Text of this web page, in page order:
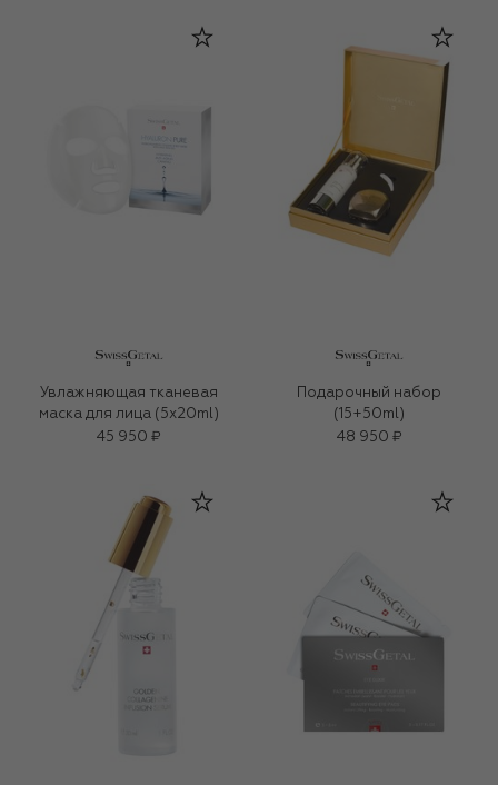
Увлажняющая тканевая
маска для лица (5x20ml)
45 950 ₽
Подарочный набор
(15+50ml)
48 950 ₽